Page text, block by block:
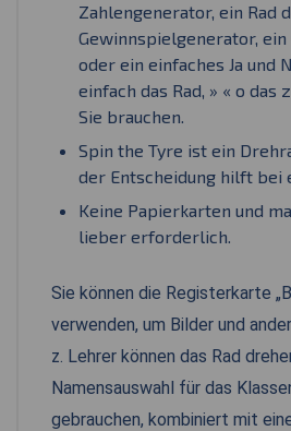
Zahlengenerator, ein Rad
Gewinnspielgenerator,
oder ein einfaches Ja und
einfach das Rad, » « o das
Sie brauchen.
Spin the Tyre ist ein
der Entscheidung hilft bei
Keine Papierkarten und
lieber erforderlich.
Sie können die Registerkarte
verwenden, um Bilder und
z. Lehrer können das Rad
Namensauswahl für das
gebrauchen, kombiniert mit